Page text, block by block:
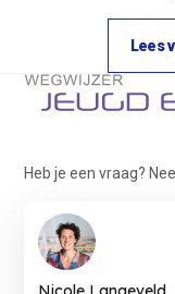
Lees
Terug naar de
Heb je een vraag?